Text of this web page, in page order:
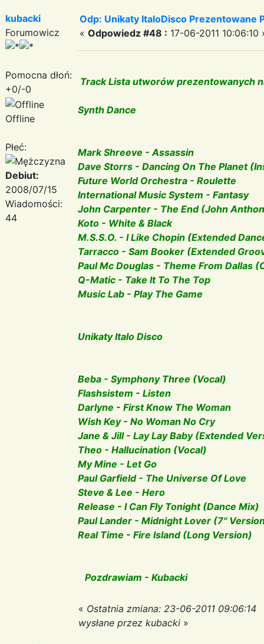
kubacki
Forumowicz
Pomocna dłoń:
+0/-0
Offline
Płeć:
Debiut:
2008/07/15
Wiadomości:
44
Odp: Unikaty ItaloDisco Prezentowane
« Odpowiedz #48 : 17-06-2011 10:06:10
Track Lista utworów prezentowanych
Synth Dance
Mark Shreeve - Assassin
Dave Storrs - Dancing On The Planet
Future World Orchestra - Roulette
International Music System - Fantasy
John Carpenter - The End (John
Koto - White & Black
M.S.S.O. - I Like Chopin (Extended
Tarracco - Sam Booker (Extended
Paul Mc Douglas - Theme From Dallas
Q-Matic - Take It To The Top
Music Lab - Play The Game
Unikaty Italo Disco
Beba - Symphony Three (Vocal)
Flashsistem - Listen
Darlyne - First Know The Woman
Wish Key - No Woman No Cry
Jane & Jill - Lay Lay Baby (Extended
Theo - Hallucination (Vocal)
My Mine - Let Go
Paul Garfield - The Universe Of Love
Steve & Lee - Hero
Release - I Can Fly Tonight (Dance Mix)
Paul Lander - Midnight Lover (7''
Real Time - Fire Island (Long Version)
Pozdrawiam - Kubacki
« Ostatnia zmiana: 23-06-2011 09:06:14
wysłane przez kubacki »